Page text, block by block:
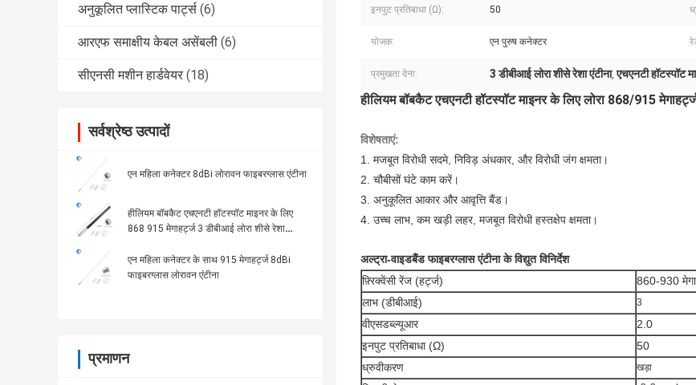
अनुकूलित प्लास्टिक पार्ट्स (6)
आरएफ समाक्षीय केबल असेंबली (6)
सीएनसी मशीन हार्डवेयर (18)
सर्वश्रेष्ठ उत्पादों
एन महिला कनेक्टर 8dBi लोरावन फाइबरग्लास एंटीना
हीलियम बॉबकैट एचएनटी हॉटस्पॉट माइनर के लिए
868 915 मेगाहर्ट्ज 3 डीबीआई लोरा शीसे रेशा
एन महिला कनेक्टर के साथ 915 मेगाहर्ट्ज 8dBi
फाइबरग्लास लोरावन एंटीना
प्रमाणन
इनपुट प्रतिबाधा (Ω): 50
योजक: एन पुरुष कनेक्टर
प्रमुखता देना: 3 डीबीआई लोरा शीसे रेशा एंटीना,एचएनटी हॉटस्पॉट
हीलियम बॉबकैट एचएनटी हॉटस्पॉट माइनर के लिए लोरा 868/915
विशेषताएं:
1. मजबूत विरोधी सदमे, निविड़ अंधकार, और विरोधी जंग क्षमता।
2. चौबीसों घंटे काम करें।
3. अनुकूलित आकार और आवृत्ति बैंड।
4. उच्च लाभ, कम खड़ी लहर, मजबूत विरोधी हस्तक्षेप क्षमता।
अल्ट्रा-वाइडबैंड फाइबरग्लास एंटीना के विद्युत विनिर्देश
फ़्रिक्वेंसी रेंज (हर्ट्ज)
860-930
लाभ (डीबीआई)
3
वीएसडब्ल्यूआर
2.0
इनपुट प्रतिबाधा (Ω)
50
ध्रुवीकरण
खड़ा